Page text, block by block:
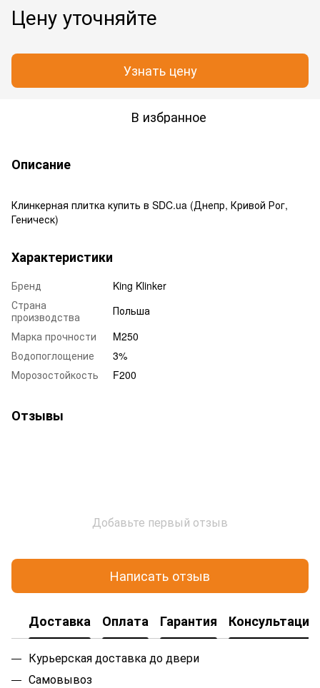
Цену уточняйте
Узнать цену
В избранное
Описание
Клинкерная плитка купить в SDC.ua (Днепр, Кривой Рог,
Геническ)
Характеристики
Бренд
King Klinker
Страна
производства
Польша
Марка прочности
M250
Водопоглощение
3%
Морозостойкость
F200
Отзывы
Добавьте первый отзыв
Написать отзыв
Доставка Оплата Гарантия Консультация
Курьерская доставка до двери
Самовывоз